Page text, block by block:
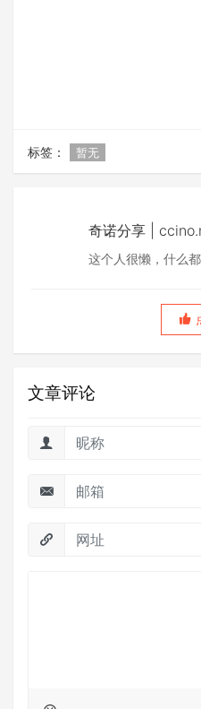
标签： 暂无
奇诺分享 |
这个人很懒，什么
文章评论